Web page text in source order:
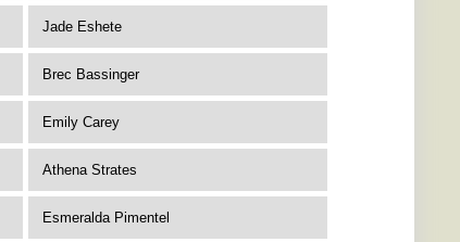
Jade Eshete
Brec Bassinger
Emily Carey
Athena Strates
Esmeralda Pimentel